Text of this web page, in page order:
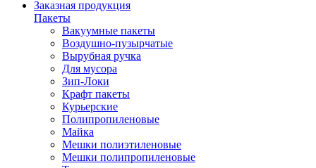
Заказная продукция
Пакеты
Вакуумные пакеты
Воздушно-пузырчатые
Вырубная ручка
Для мусора
Зип-Локи
Крафт пакеты
Курьерские
Полипропиленовые
Майка
Мешки полиэтиленовые
Мешки полипропиленовые